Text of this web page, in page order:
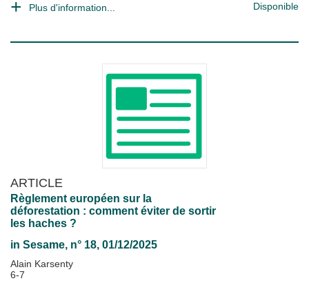
Plus d'information... Disponible
ARTICLE
Règlement européen sur la
déforestation : comment éviter de sortir
les haches ?
in Sesame, n° 18, 01/12/2025
Alain Karsenty
6-7